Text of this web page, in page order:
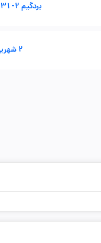
بردگیم 2- 31 مرداد - F
2 شهریور